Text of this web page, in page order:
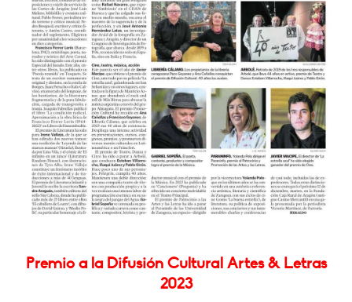
Premio a la Difusión Cultural Artes & Letras
2023